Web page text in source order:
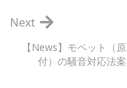
【News】モペット（原
付）の騒音対応法案
Next